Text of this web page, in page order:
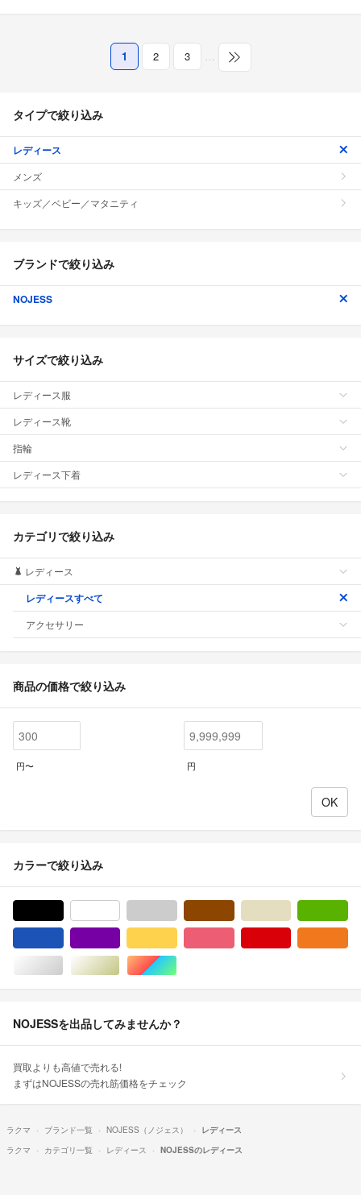
1 2 3 …
タイプで絞り込み
レディース
メンズ
キッズ／ベビー／マタニティ
ブランドで絞り込み
NOJESS
サイズで絞り込み
レディース服
レディース靴
指輪
レディース下着
カテゴリで絞り込み
レディース
レディースすべて
アクセサリー
商品の価格で絞り込み
円〜 円
カラーで絞り込み
シルバー/銀色系ゴールド/金色系マルチカラー
NOJESSを出品してみませんか？
買取よりも高値で売れる!
まずはNOJESSの売れ筋価格をチェック
ラクマ ブランド一覧 NOJESS（ノジェス）
レディース
ラクマ
カテゴリ一覧 レディース NOJESSのレディース